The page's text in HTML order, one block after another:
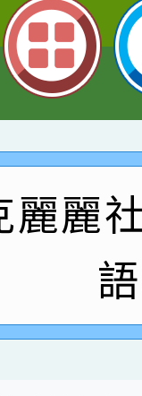
導老師
英語競
師林老
本校參
文瑛教
本校參
綺君教
本校阿
加桃園
導老師
本校四
英語競
師林老
本校參
文瑛教
本校參
麗麗